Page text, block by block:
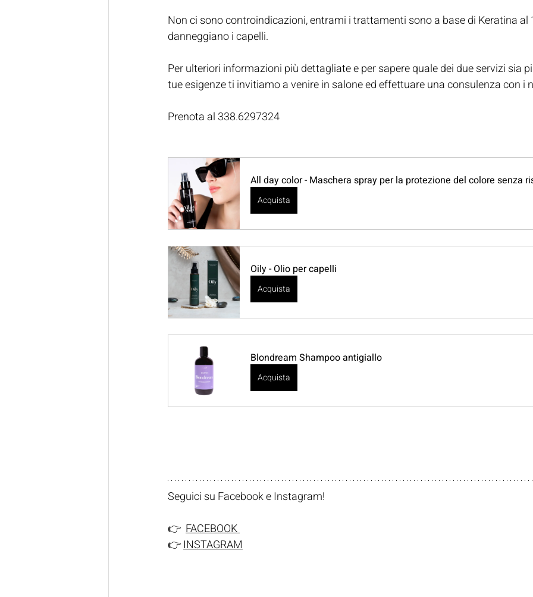
Non ci sono controindicazioni, entrami i trattamenti sono a base di Keratina al
danneggiano i capelli.
Per ulteriori informazioni più dettagliate e per sapere quale dei due servizi sia
tue esigenze ti invitiamo a venire in salone ed effettuare una consulenza con i
Prenota al 338.6297324
All day color - Maschera spray per la protezione del colore senza
Acquista
Oily - Olio per capelli
Acquista
Blondream Shampoo antigiallo
Acquista
Seguici su Facebook e Instagram!
👉 FACEBOOK
👉 INSTAGRAM